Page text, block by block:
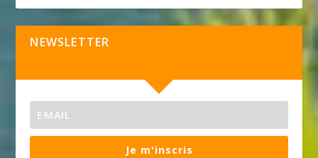
NEWSLETTER
Je m'inscris